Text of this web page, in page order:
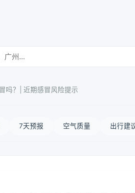
吗？| 近期感冒风险提示
7天预报 空气质量 出行建